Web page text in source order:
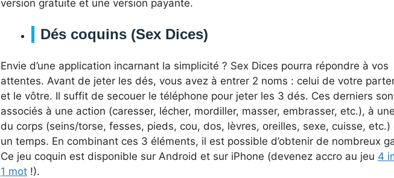
version gratuite et une version payante.
Dés coquins (Sex Dices)
Envie d’une application incarnant la simplicité ? Sex Dices pourra répondre à vos
attentes. Avant de jeter les dés, vous avez à entrer 2 noms : celui de votre
et le vôtre. Il suffit de secouer le téléphone pour jeter les 3 dés. Ces derniers
associés à une action (caresser, lécher, mordiller, masser, embrasser, etc.), à
du corps (seins/torse, fesses, pieds, cou, dos, lèvres, oreilles, sexe, cuisse, etc.)
un temps. En combinant ces 3 éléments, il est possible d’obtenir de nombreux
Ce jeu coquin est disponible sur Android et sur iPhone (devenez accro au jeu 4
1 mot !).